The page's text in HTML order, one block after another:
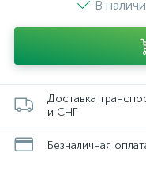
В
Доставка
и СНГ
Безналичная